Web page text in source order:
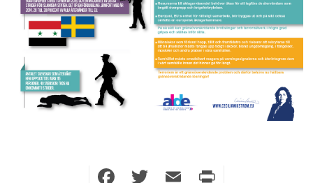
Facebook
Twitter
Email